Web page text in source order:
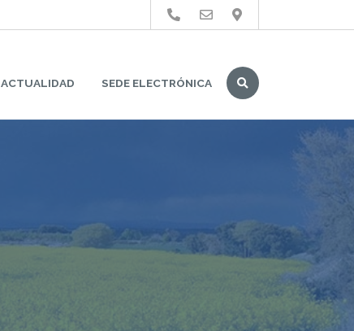
ACTUALIDAD SEDE ELECTRÓNICA
Buscar